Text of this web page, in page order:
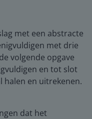
met een abstracte
met drie
volgende opgave
en tot slot
halen en uitrekenen.
dat het